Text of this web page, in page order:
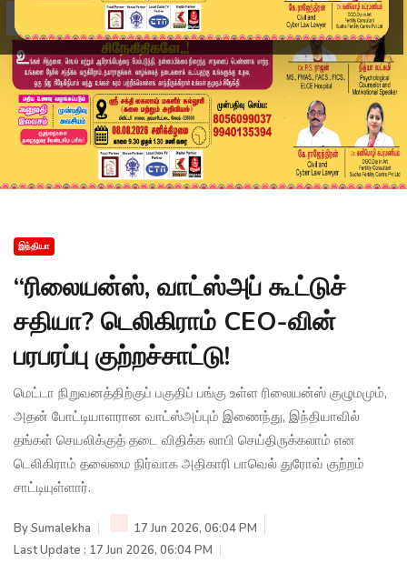
இந்தியா
“ரிலையன்ஸ், வாட்ஸ்அப் கூட்டுச்
சதியா? டெலிகிராம் CEO-வின்
பரபரப்பு குற்றச்சாட்டு!
மெட்டா நிறுவனத்திற்குப் பகுதிப் பங்கு உள்ள ரிலையன்ஸ் குழுமமும்,
அதன் போட்டியாளரான வாட்ஸ்அப்பும் இணைந்து, இந்தியாவில்
தங்கள் செயலிக்குத் தடை விதிக்க லாபி செய்திருக்கலாம் என
டெலிகிராம் தலைமை நிர்வாக அதிகாரி பாவெல் துரோவ் குற்றம்
சாட்டியுள்ளார்.
BySumalekha
17 Jun 2026, 06:04 PM
Last Update : 17 Jun 2026, 06:04 PM